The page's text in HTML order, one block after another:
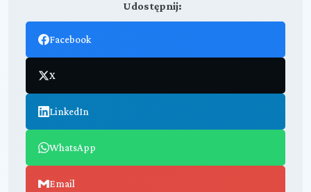
Udostępnij:
Facebook
X
LinkedIn
WhatsApp
Email